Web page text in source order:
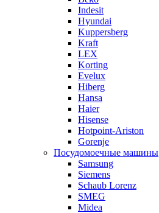
Indesit
Hyundai
Kuppersberg
Kraft
LEX
Korting
Evelux
Hiberg
Hansa
Haier
Hisense
Hotpoint-Ariston
Gorenje
Посудомоечные машины
Samsung
Siemens
Schaub Lorenz
SMEG
Midea